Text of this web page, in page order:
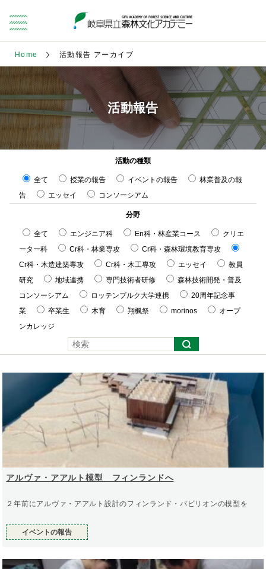
Home 活動報告 アーカイブ
活動報告
活動の種類
全て 授業の報告 イベントの報告
林業普及の報
告
エッセイ コンソーシアム
分野
全て エンジニア科 En科・林産業コース
クリエ
ーター科
Cr科・林業専攻
Cr科・森林環境教育専攻
Cr科・木造建築専攻
Cr科・木工専攻 エッセイ
教員
研究
地域連携 専門技術者研修
森林技術開発・普及
コンソーシアム
ロッテンブルク大学連携
20周年記念事
業
卒業生 木育 翔楓祭 morinos
オープ
ンカレッジ
アルヴァ・アアルト模型 フィンランドへ
２年前にアルヴァ・アアルト設計のフィンランド・パビリオンの模型を
イベントの報告